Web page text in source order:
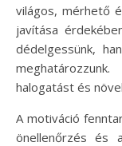
világos, mérhető
javítása
dédelgessünk,
halogatást és
A motiváció
önellenőrzés és